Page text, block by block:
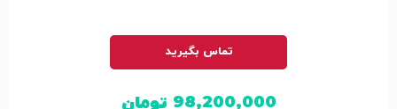
تماس بگیرید
98,200,000 تومان